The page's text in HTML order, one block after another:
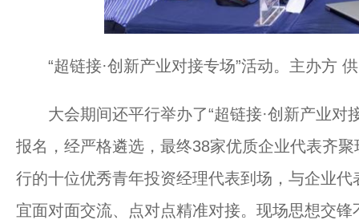
“超链接·创新产业对接专场”活动。主办方
大会期间还平行举办了“超链接·创新产业对
报名，经严格遴选，最终38家优质企业代表齐
行的十位优秀青年投资经理代表到场，与企业
宜面对面交流、点对点精准对接。现场思想交